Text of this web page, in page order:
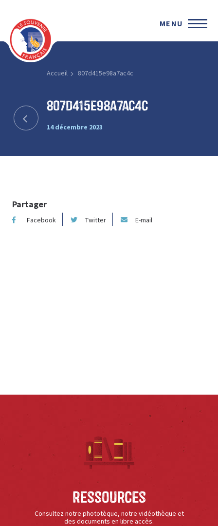
MENU
Accueil 807d415e98a7ac4c
807d415e98a7ac4c
14 décembre 2023
Partager
Facebook Twitter E-mail
Ressources
Consultez notre phototèque, notre vidéothèque et
des documents en libre accès.